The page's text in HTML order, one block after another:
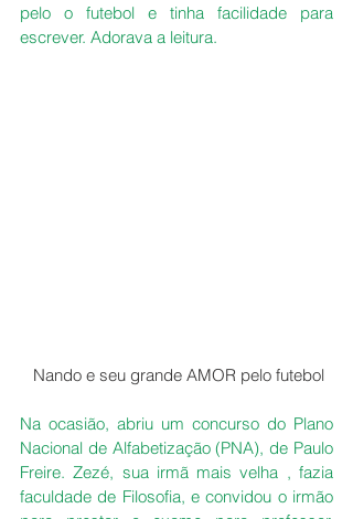
pelo o futebol e tinha facilidade para
escrever. Adorava a leitura.
Nando e seu grande AMOR pelo futebol
Na ocasião, abriu um concurso do Plano
Nacional de Alfabetização (PNA), de Paulo
Freire. Zezé, sua irmã mais velha , fazia
faculdade de Filosofia, e convidou o irmão